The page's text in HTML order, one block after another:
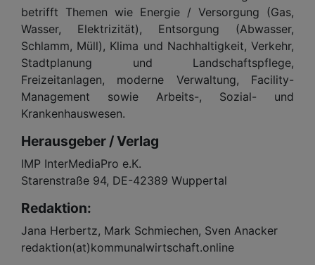
betrifft Themen wie Energie / Versorgung (Gas,
Wasser, Elektrizität), Entsorgung (Abwasser,
Schlamm, Müll), Klima und Nachhaltigkeit, Verkehr,
Stadtplanung und Landschaftspflege,
Freizeitanlagen, moderne Verwaltung, Facility-
Management sowie Arbeits-, Sozial- und
Krankenhauswesen.
Herausgeber / Verlag
IMP InterMediaPro e.K.
Starenstraße 94, DE-42389 Wuppertal
Redaktion:
Jana Herbertz, Mark Schmiechen, Sven Anacker
redaktion(at)kommunalwirtschaft.online